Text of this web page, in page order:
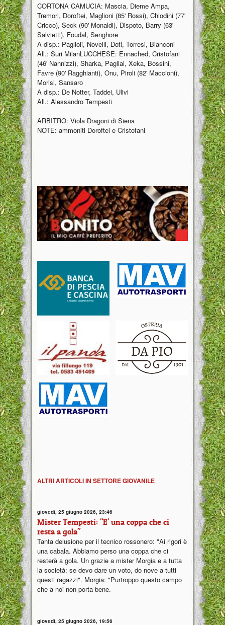
CORTONA CAMUCIA: Mascia, Dieme Ampa,
Tremori, Doroftei, Maglioni (85' Rossi), Chiodini (77'
Cricco), Seck (90' Monaldi), Dispoto, Barry (63'
Salvietti), Foudal, Senghore
A disp.: Paglioli, Novelli, Doti, Torresi, Bianconi
All.: Suri MilanLUCCHESE: Ennached, Cristofani
(46' Nannizzi), Sharka, Pagliai, Xeka, Bossini,
Favre (90' Ragghianti), Onu, Piroli (82' Maccioni),
Morisi, Sansaro
A disp.: De Notter, Taddei, Ulivi
All.: Alessandro Tempesti
ARBITRO: Viola Dragoni di Siena
NOTE: ammoniti Doroftei e Cristofani
ALTRI ARTICOLI IN SETTORE GIOVANILE
giovedì, 25 giugno 2026, 23:46
Mister Tempesti: "E' una coppa che ci
resta a gola"
Tanta delusione per il tecnico rossonero: "Ai rigori è
una cabala. Abbiamo perso una coppa che ci
resterà a gola. Un grazie a mister Morgia e a tutta
la società: se devo dare un voto, do nove a tutti
questi ragazzi". Morgia: "Purtroppo questo campo
che a noi non porta bene.
giovedì, 25 giugno 2026, 19:56